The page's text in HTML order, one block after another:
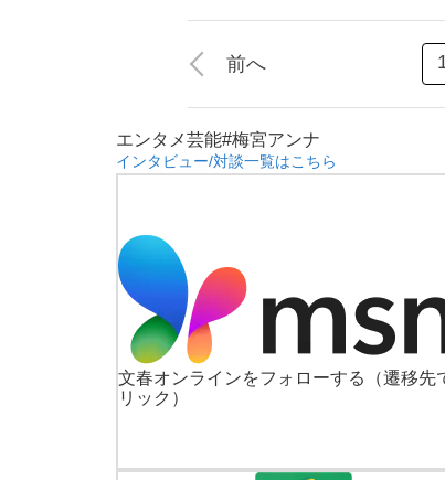
前へ
エンタメ芸能#梅宮アンナ
インタビュー/対談一覧はこちら
文春オンラインをフォローする
（遷移
リック）